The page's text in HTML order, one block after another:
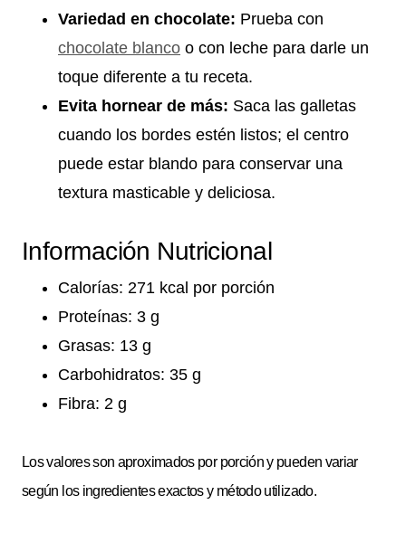
Variedad en chocolate: Prueba con
chocolate blanco o con leche para darle un
toque diferente a tu receta.
Evita hornear de más: Saca las galletas
cuando los bordes estén listos; el centro
puede estar blando para conservar una
textura masticable y deliciosa.
Información Nutricional
Calorías: 271 kcal por porción
Proteínas: 3 g
Grasas: 13 g
Carbohidratos: 35 g
Fibra: 2 g
Los valores son aproximados por porción y pueden variar
según los ingredientes exactos y método utilizado.